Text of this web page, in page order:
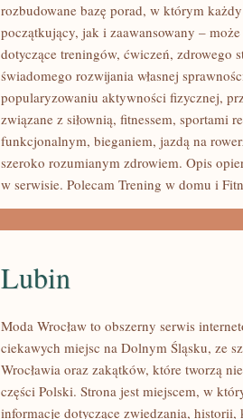
rozbudowane bazę porad, w którym
początkujący, jak i zaawansowany –
dotyczące treningów, ćwiczeń, zdrowego
świadomego rozwijania własnej
popularyzowaniu aktywności fizycznej,
związane z siłownią, fitnessem, sportami
funkcjonalnym, bieganiem, jazdą na
szeroko rozumianym zdrowiem. Opis
w serwisie. Polecam Trening w domu i
Lubin
Moda Wrocław to obszerny serwis
ciekawych miejsc na Dolnym Śląsku, ze
Wrocławia oraz zakątków, które tworzą
części Polski. Strona jest miejscem, w
informacje dotyczące zwiedzania,